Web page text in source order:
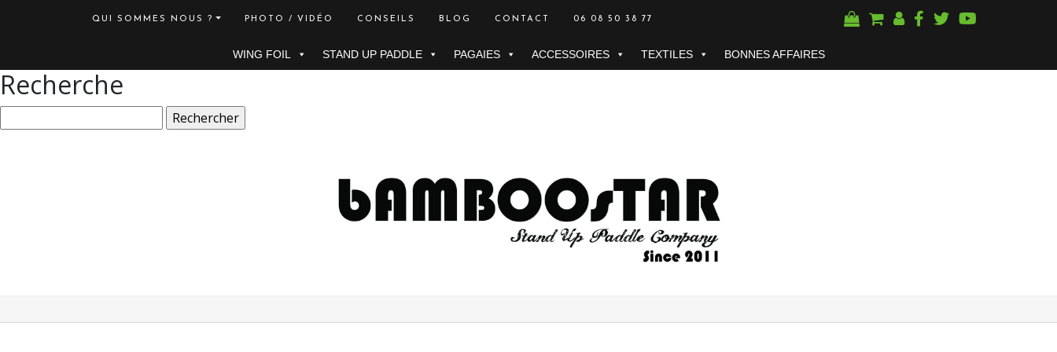
QUI SOMMES NOUS ? PHOTO / VIDÉO CONSEILS BLOG CONTACT 06 08 50 38 77
WING FOIL STAND UP PADDLE PAGAIES ACCESSOIRES TEXTILES BONNES AFFAIRES
Recherche